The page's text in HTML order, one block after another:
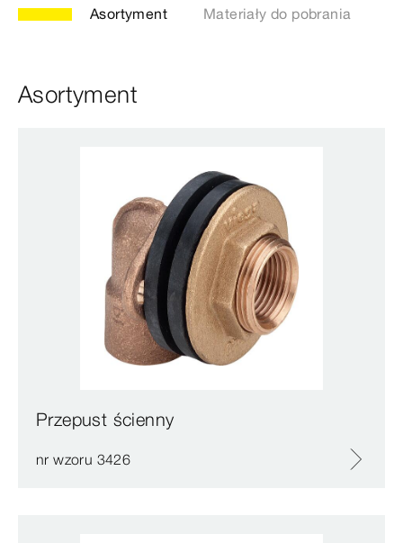
Asortyment Materiały do pobrania
Asortyment
Przepust ścienny
nr wzoru 3426